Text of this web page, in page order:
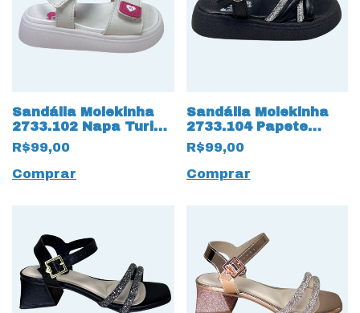
Sandália Molekinha
2733.102 Napa Turim
Branco Off
R$99,00
Comprar
Sandália Molekinha
2733.104 Papete
17503 Preto
R$99,00
Comprar